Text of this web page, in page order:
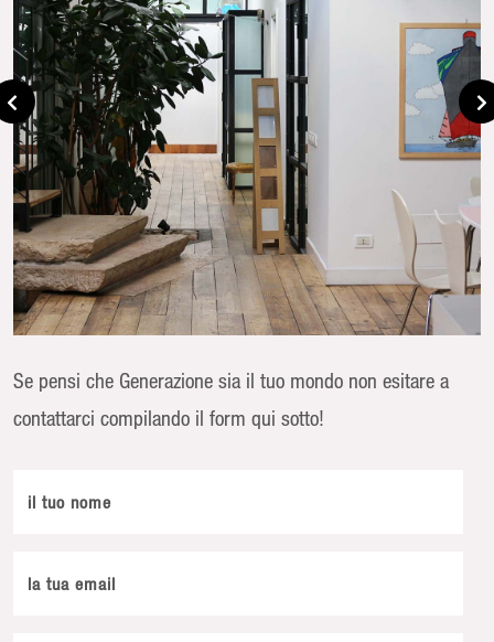
Se pensi che Generazione sia il tuo mondo non esitare a
contattarci compilando il form qui sotto!
il tuo nome
la tua email